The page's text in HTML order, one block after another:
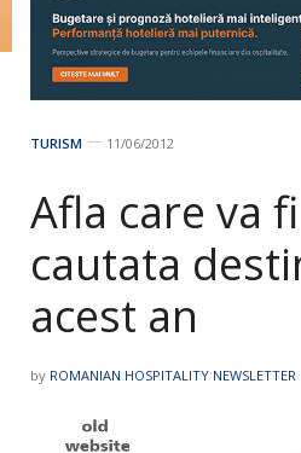
TURISM 11/06/2012
Afla care va
cautata
acest an
by ROMANIAN HOSPITALITY NEWSLETTER